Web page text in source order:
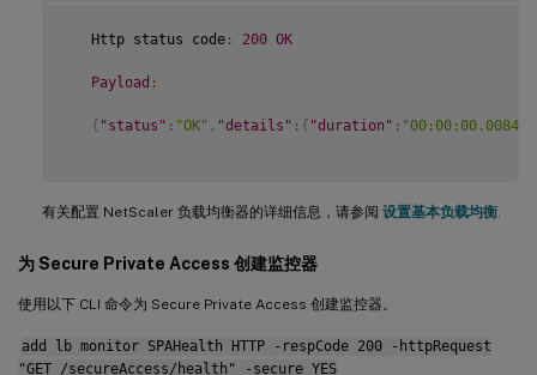
   Http status code
: 200 OK
Payload :
{ "status" : "OK" , "details" : { "duration" :
有关配置 NetScaler 负载均衡器的详细信息，请参阅 设置基本负载均衡.
为 Secure Private Access 创建监控器
使用以下 CLI 命令为 Secure Private Access 创建监控器。
add lb monitor SPAHealth HTTP -respCode 200 -httpRequest
"GET /secureAccess/health" -secure YES